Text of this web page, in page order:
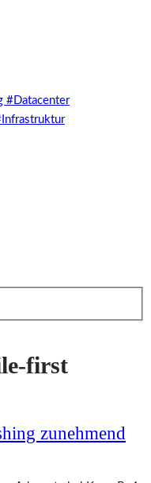
first
zunehmend